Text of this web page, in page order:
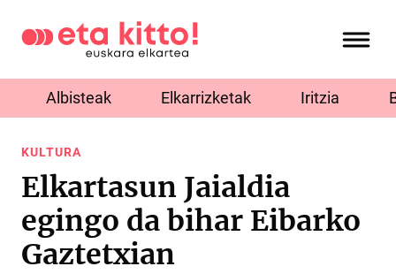
Albisteak Elkarrizketak Iritzia
KULTURA
Elkartasun Jaialdia
egingo da bihar Eibarko
Gaztetxian